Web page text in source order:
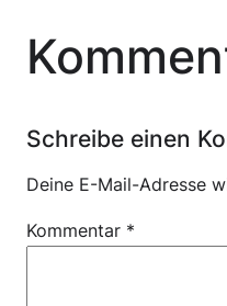
Schreibe einen
Deine E-Mail-Adresse
Kommentar *